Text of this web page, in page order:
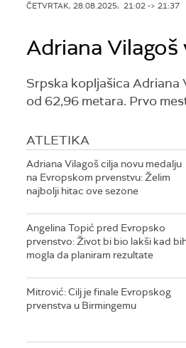
ČETVRTAK, 28.08.2025, 21:02 -> 21:37
Adriana
Srpska kopljašica Adriana
od 62,96 metara. Prvo
ATLETIKA
Adriana Vilagoš cilja novu medalju
na Evropskom prvenstvu: Želim
najbolji hitac ove sezone
Angelina Topić pred Evropsko
prvenstvo: Život bi bio lakši kad
mogla da planiram rezultate
Mitrović: Cilj je finale Evropskog
prvenstva u Birmingemu